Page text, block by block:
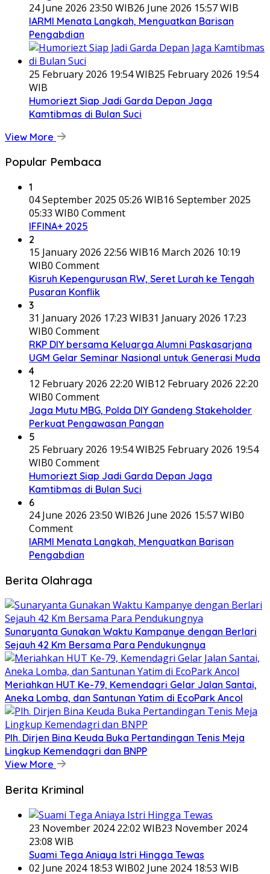
24 June 2026 23:50 WIB26 June 2026 15:57 WIB
IARMI Menata Langkah, Menguatkan Barisan
Pengabdian
25 February 2026 19:54 WIB25 February 2026 19:54
WIB
Humoriezt Siap Jadi Garda Depan Jaga
Kamtibmas di Bulan Suci
View More
Popular Pembaca
1
04 September 2025 05:26 WIB16 September 2025
05:33 WIB0 Comment
IFFINA+ 2025
2
15 January 2026 22:56 WIB16 March 2026 10:19
WIB0 Comment
Kisruh Kepengurusan RW, Seret Lurah ke Tengah
Pusaran Konflik
3
31 January 2026 17:23 WIB31 January 2026 17:23
WIB0 Comment
RKP DIY bersama Keluarga Alumni Paskasarjana
UGM Gelar Seminar Nasional untuk Generasi Muda
4
12 February 2026 22:20 WIB12 February 2026 22:20
WIB0 Comment
Jaga Mutu MBG, Polda DIY Gandeng Stakeholder
Perkuat Pengawasan Pangan
5
25 February 2026 19:54 WIB25 February 2026 19:54
WIB0 Comment
Humoriezt Siap Jadi Garda Depan Jaga
Kamtibmas di Bulan Suci
6
24 June 2026 23:50 WIB26 June 2026 15:57 WIB0
Comment
IARMI Menata Langkah, Menguatkan Barisan
Pengabdian
Berita Olahraga
Sunaryanta Gunakan Waktu Kampanye dengan Berlari
Sejauh 42 Km Bersama Para Pendukungnya
Meriahkan HUT Ke-79, Kemendagri Gelar Jalan Santai,
Aneka Lomba, dan Santunan Yatim di EcoPark Ancol
Plh. Dirjen Bina Keuda Buka Pertandingan Tenis Meja
Lingkup Kemendagri dan BNPP
View More
Berita Kriminal
23 November 2024 22:02 WIB23 November 2024
23:08 WIB
Suami Tega Aniaya Istri Hingga Tewas
02 June 2024 18:53 WIB02 June 2024 18:53 WIB